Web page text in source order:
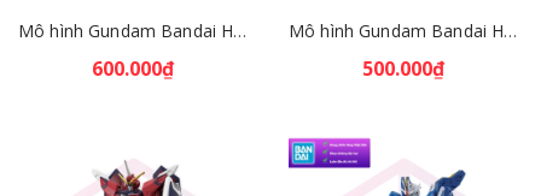
Mô hình Gundam Bandai HGSEED 250 Mighty Strike Freedom Gundam 1/144 [GDB] [BHG]
600.000₫
Mô hình Gundam Bandai HGSEED 247 Black Knight Squad Rud-ro.A (Griffin Arbalest Custom) 1/144 [GDB] [BHG]
500.000₫